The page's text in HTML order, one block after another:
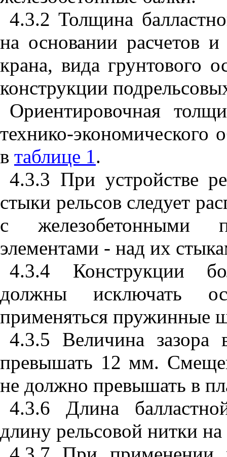
4.3.2 Толщина
на основании расчетов
крана, вида грунтового
конструкции
Ориентировочная
технико-экономического
в таблице 1.
4.3.3 При устройстве
стыки рельсов следует
с железобетонными
элементами - над их
4.3.4 Конструкции
должны исключать
применяться пружинные
4.3.5 Величина зазора
превышать 12 мм.
не должно превышать в
4.3.6 Длина
длину рельсовой нитки